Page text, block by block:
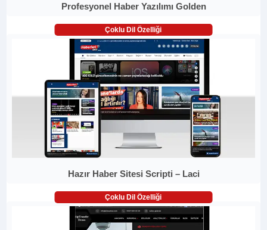
Profesyonel Haber Yazılımı Golden
Çoklu Dil Özelliği
Hazır Haber Sitesi Scripti – Laci
Çoklu Dil Özelliği